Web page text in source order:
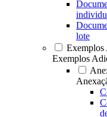
lote
Exemplos
Exemplos